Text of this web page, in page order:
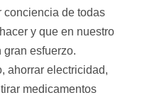
conciencia de todas
y que en nuestro
gran esfuerzo.
ahorrar electricidad,
medicamentos